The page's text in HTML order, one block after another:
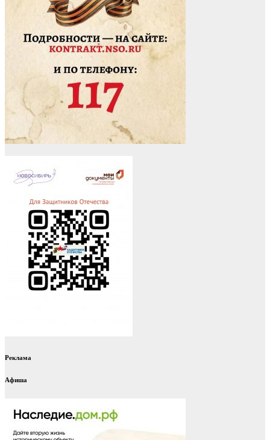
Реклама
Афиша